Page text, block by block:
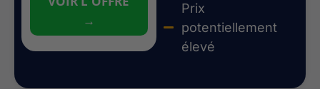
→
Prix
potentiellement
élevé